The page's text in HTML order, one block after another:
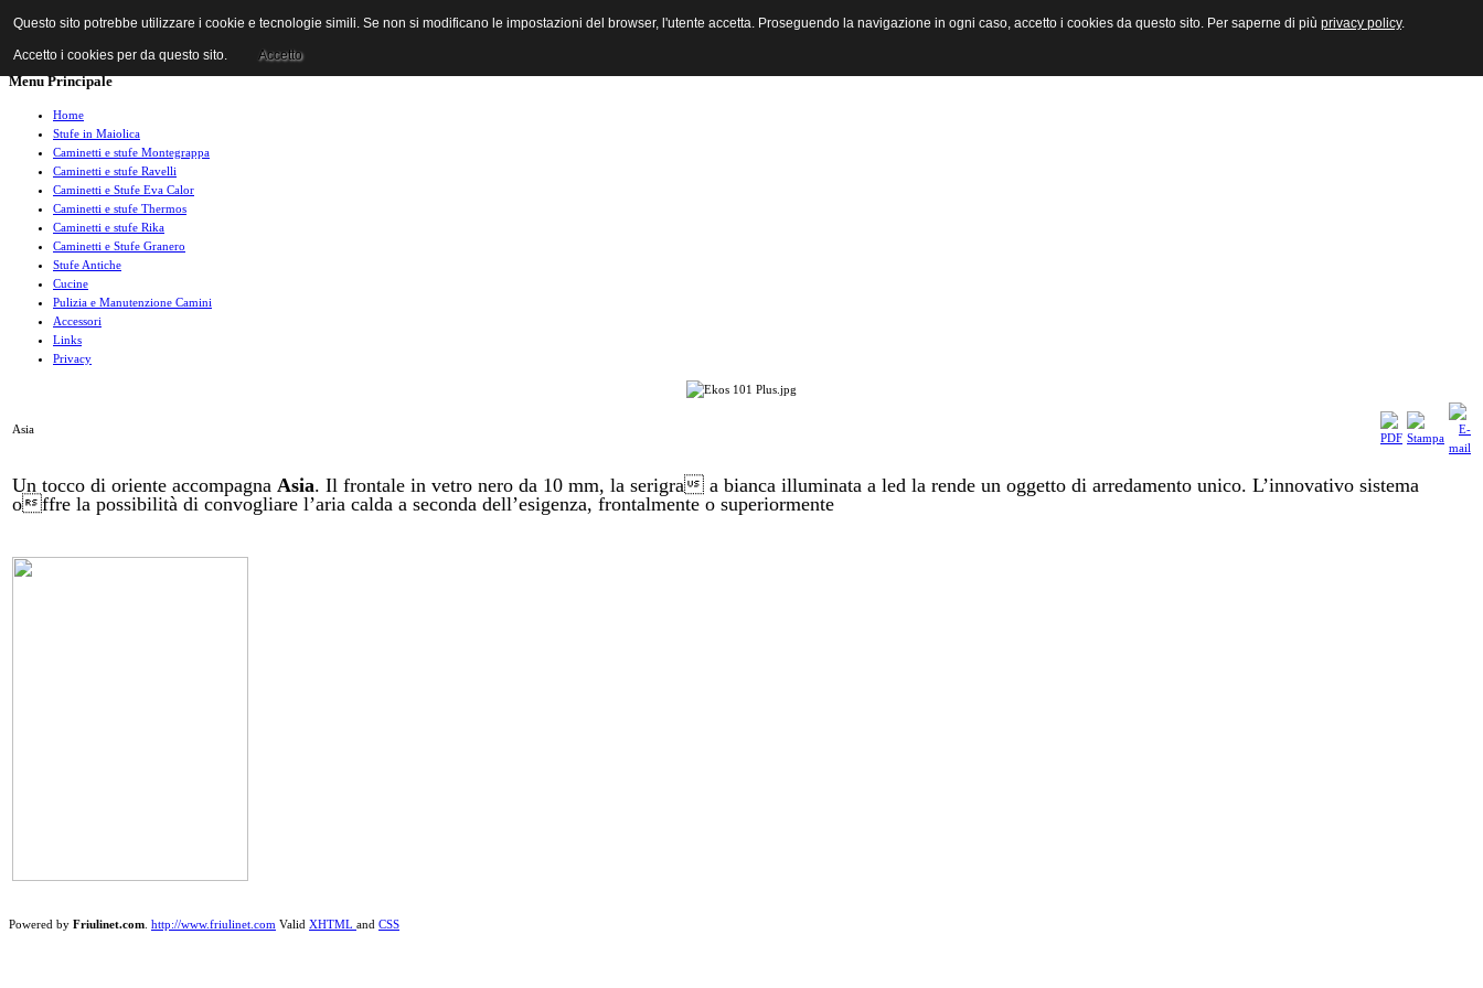
Menu Principale
Home
Stufe in Maiolica
Caminetti e stufe Montegrappa
Caminetti e stufe Ravelli
Caminetti e Stufe Eva Calor
Caminetti e stufe Thermos
Caminetti e stufe Rika
Caminetti e Stufe Granero
Stufe Antiche
Cucine
Pulizia e Manutenzione Camini
Accessori
Links
Privacy
Asia
Un tocco di oriente accompagna Asia. Il frontale in vetro nero da 10 mm, la serigra a bianca illuminata a led la rende un oggetto di arredamento unico. L’innovativo sistema
offre la possibilità di convogliare l’aria calda a seconda dell’esigenza, frontalmente o superiormente
Powered by Friulinet.com http://www.friulinet.com Valid XHTML and CSS
Questo sito potrebbe utilizzare i cookie e tecnologie simili. Se non si modificano le impostazioni del browser, l'utente accetta. Proseguendo la navigazione in ogni caso, accetto i cookies da questo sito. Per saperne di più privacy policy.
Accetto i cookies per da questo sito. Accetto